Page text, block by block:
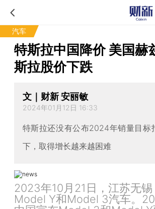
汽车
特斯拉中国降价 美国赫
斯拉股价下跌
文｜财新 安丽敏
2024年01月12日 16:33
特斯拉还没有公布2024年销量目标
下，取得增长越来越困难
2023年10月21日，江苏无
Model Y和Model 3汽车。